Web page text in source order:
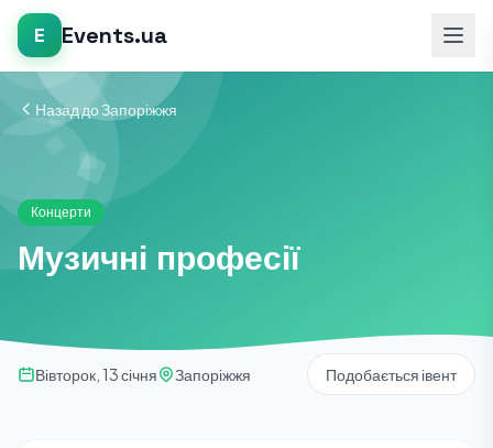
E Events.ua
Назад до Запоріжжя
Концерти
Музичні професії
Вівторок, 13 січня Запоріжжя Подобається івент